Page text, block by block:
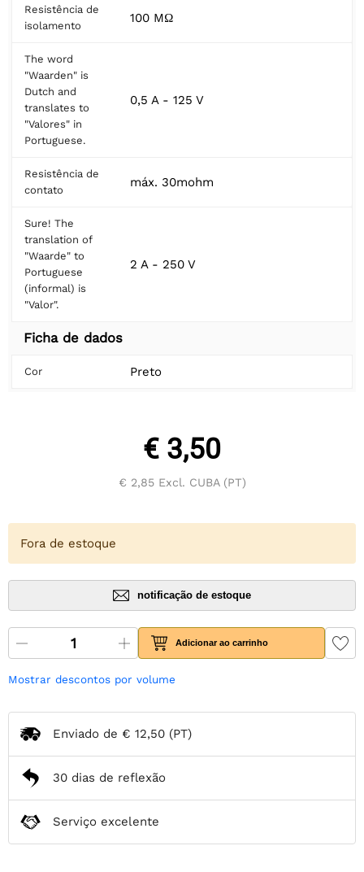
Resistência de
isolamento
100 MΩ
The word
"Waarden" is
Dutch and
translates to
"Valores" in
Portuguese.
0,5 A - 125 V
Resistência de
contato
máx. 30mohm
Sure! The
translation of
"Waarde" to
Portuguese
(informal) is
"Valor".
2 A - 250 V
Ficha de dados
Cor Preto
€ 3,50
€ 2,85Excl. CUBA (PT)
Fora de estoque
notificação de estoque
Adicionar ao carrinho
Mostrar descontos por volume
Enviado de € 12,50 (PT)
30 dias de reflexão
Serviço excelente